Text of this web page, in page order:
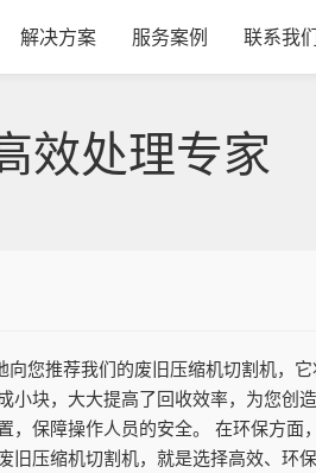
解决方案 服务案例 联系我
效处理专家
您推荐我们的废旧压缩机切割机，
小块，大大提高了回收效率，为您创
，保障操作人员的安全。 在环保方面
旧压缩机切割机，就是选择高效、环